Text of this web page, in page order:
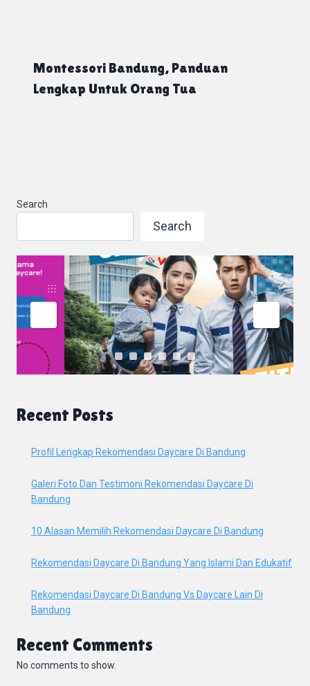
Montessori Bandung, Panduan
Lengkap Untuk Orang Tua
Search
Search
Recent Posts
Profil Lengkap Rekomendasi Daycare Di Bandung
Galeri Foto Dan Testimoni Rekomendasi Daycare Di
Bandung
10 Alasan Memilih Rekomendasi Daycare Di Bandung
Rekomendasi Daycare Di Bandung Yang Islami Dan Edukatif
Rekomendasi Daycare Di Bandung Vs Daycare Lain Di
Bandung
Recent Comments
No comments to show.